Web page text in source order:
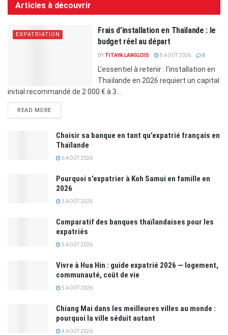
Articles à découvrir
EXPATRIATION
Frais d’installation en Thaïlande : le
budget réel au départ
BY TITAYA LANGLOIS 8 AOÛT 2026 0
L'essentiel à retenir : l'installation en
Thaïlande en 2026 requiert un capital
initial recommandé de 2 000 € à 3...
READ MORE
Choisir sa banque en tant qu’expatrié français en
Thaïlande
6 AOÛT 2026
Pourquoi s’expatrier à Koh Samui en famille en
2026
5 AOÛT 2026
Comparatif des banques thaïlandaises pour les
expatriés
5 AOÛT 2026
Vivre à Hua Hin : guide expatrié 2026 — logement,
communauté, coût de vie
5 AOÛT 2026
Chiang Mai dans les meilleures villes au monde :
pourquoi la ville séduit autant
4 AOÛT 2026